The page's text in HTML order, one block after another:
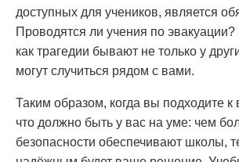
доступных для учеников, является
Проводятся ли учения по
как трагедии бывают не только у
могут случиться рядом с вами.
Таким образом, когда вы подходите к
что должно быть у вас на уме: чем
безопасности обеспечивают школы,